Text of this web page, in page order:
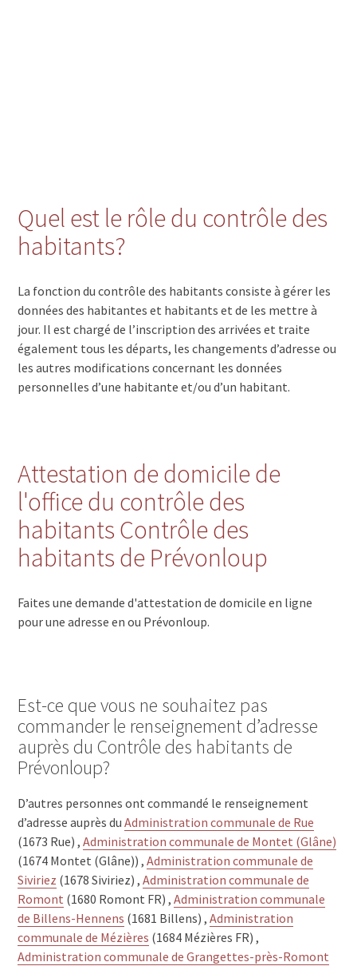
Quel est le rôle du contrôle des
habitants?
La fonction du contrôle des habitants consiste à gérer les
données des habitantes et habitants et de les mettre à
jour. Il est chargé de l’inscription des arrivées et traite
également tous les départs, les changements d’adresse ou
les autres modifications concernant les données
personnelles d’une habitante et/ou d’un habitant.
Attestation de domicile de
l'office du contrôle des
habitants Contrôle des
habitants de Prévonloup
Faites une demande d'attestation de domicile en ligne
pour une adresse en ou Prévonloup.
Est-ce que vous ne souhaitez pas
commander le renseignement d’adresse
auprès du Contrôle des habitants de
Prévonloup?
D’autres personnes ont commandé le renseignement
d’adresse auprès duAdministration communale de Rue
(1673 Rue) ,Administration communale de Montet (Glâne)
(1674 Montet (Glâne)) ,Administration communale de
Siviriez (1678 Siviriez) ,Administration communale de
Romont (1680 Romont FR) ,Administration communale
de Billens-Hennens (1681 Billens) ,Administration
communale de Mézières (1684 Mézières FR) ,
Administration communale de Grangettes-près-Romont